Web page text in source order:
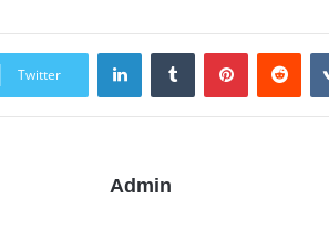
Twitter
LinkedInTumblr Pinterest
Admin